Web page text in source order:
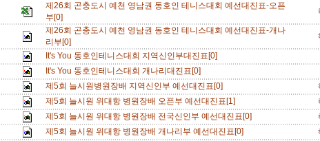
제26회 곤충도시 예천 영남권 동호인 테니스대회 예선대진표-오픈
부[0]
제26회 곤충도시 예천 영남권 동호인 테니스대회 예선대진표-개나
리부[0]
It's You 동호인테니스대회 지역신인부대진표[0]
It's You 동호인테니스대회 개나리대진표[0]
제5회 늘시원병원장배 지역신인부 예선대진표[0]
제5회 늘시원 위대항 병원장배 오픈부 예선대진표[1]
제5회 늘시원 위대항 병원장배 전국신인부 예선대진표[0]
제5회 늘시원 위대항 병원장배 개나리부 예선대진표[0]